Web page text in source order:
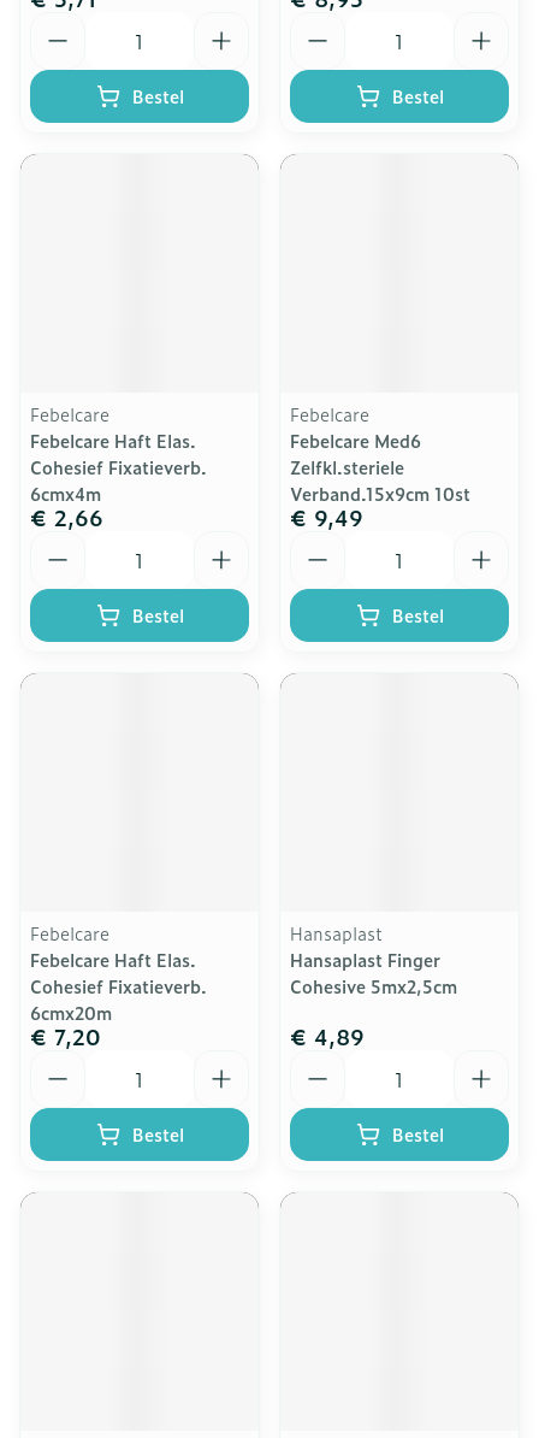
Bestel Bestel
Febelcare
Febelcare Haft Elas.
Cohesief Fixatieverb.
6cmx4m
€ 2,66
Bestel
Febelcare
Febelcare Med6
Zelfkl.steriele
Verband.15x9cm 10st
€ 9,49
Bestel
Febelcare
Febelcare Haft Elas.
Cohesief Fixatieverb.
6cmx20m
€ 7,20
Bestel
Hansaplast
Hansaplast Finger
Cohesive 5mx2,5cm
€ 4,89
Bestel